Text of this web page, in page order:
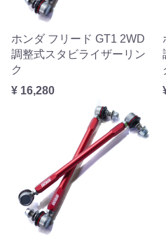
ホンダ フリード GT1 2WD
調整式スタビライザーリン
ク
¥ 16,280